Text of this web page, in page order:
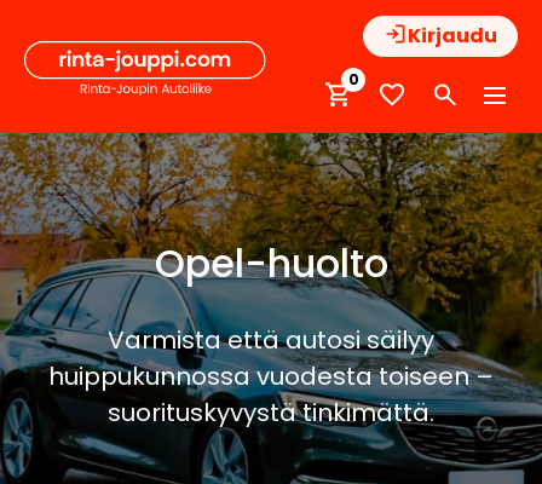
sisältöön
Kirjaudu
0
Opel-huolto
Varmista että autosi säilyy
huippukunnossa vuodesta toiseen –
suorituskyvystä tinkimättä.